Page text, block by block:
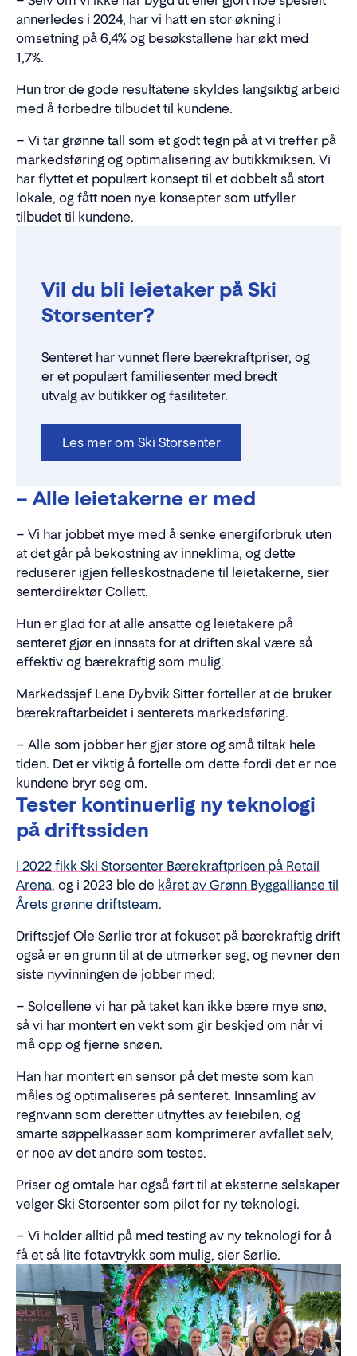
annerledes i 2024, har vi hatt en stor økning i
omsetning på 6,4% og besøkstallene har økt med
1,7%.
Hun tror de gode resultatene skyldes langsiktig arbeid
med å forbedre tilbudet til kundene.
– Vi tar grønne tall som et godt tegn på at vi treffer på
markedsføring og optimalisering av butikkmiksen. Vi
har flyttet et populært konsept til et dobbelt så stort
lokale, og fått noen nye konsepter som utfyller
tilbudet til kundene.
Vil du bli leietaker på Ski
Storsenter?
Senteret har vunnet flere bærekraftpriser, og
er et populært familiesenter med bredt
utvalg av butikker og fasiliteter.
Les mer om Ski Storsenter
– Alle leietakerne er med
– Vi har jobbet mye med å senke energiforbruk uten
at det går på bekostning av inneklima, og dette
reduserer igjen felleskostnadene til leietakerne, sier
senterdirektør Collett.
Hun er glad for at alle ansatte og leietakere på
senteret gjør en innsats for at driften skal være så
effektiv og bærekraftig som mulig.
Markedssjef Lene Dybvik Sitter forteller at de bruker
bærekraftarbeidet i senterets markedsføring.
– Alle som jobber her gjør store og små tiltak hele
tiden. Det er viktig å fortelle om dette fordi det er noe
kundene bryr seg om.
Tester kontinuerlig ny teknologi
på driftssiden
I 2022 fikk Ski Storsenter Bærekraftprisen på Retail
Arena, og i 2023 ble de kåret av Grønn Byggallianse til
Årets grønne driftsteam.
Driftssjef Ole Sørlie tror at fokuset på bærekraftig drift
også er en grunn til at de utmerker seg, og nevner den
siste nyvinningen de jobber med:
– Solcellene vi har på taket kan ikke bære mye snø,
så vi har montert en vekt som gir beskjed om når vi
må opp og fjerne snøen.
Han har montert en sensor på det meste som kan
måles og optimaliseres på senteret. Innsamling av
regnvann som deretter utnyttes av feiebilen, og
smarte søppelkasser som komprimerer avfallet selv,
er noe av det andre som testes.
Priser og omtale har også ført til at eksterne selskaper
velger Ski Storsenter som pilot for ny teknologi.
– Vi holder alltid på med testing av ny teknologi for å
få et så lite fotavtrykk som mulig, sier Sørlie.